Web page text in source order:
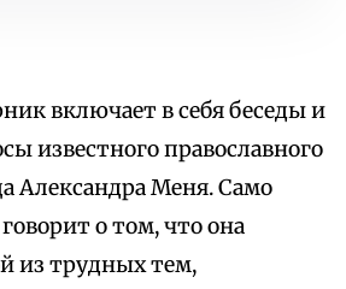
включает в себя беседы и
известного православного
Александра Меня. Само
о том, что она
из трудных тем,